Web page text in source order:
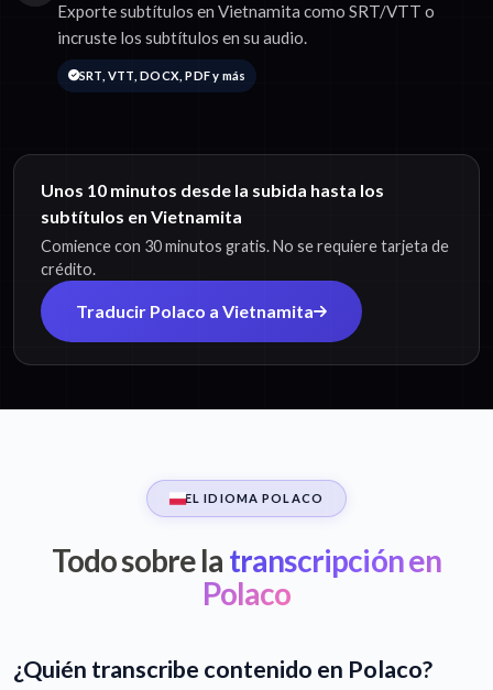
Exporte subtítulos en Vietnamita como SRT/VTT o
incruste los subtítulos en su audio.
SRT, VTT, DOCX, PDF y más
Unos 10 minutos desde la subida hasta los
subtítulos en Vietnamita
Comience con 30 minutos gratis. No se requiere tarjeta de
crédito.
Traducir Polaco a Vietnamita
EL IDIOMA POLACO
Todo sobre la transcripción en
Polaco
¿Quién transcribe contenido en Polaco?